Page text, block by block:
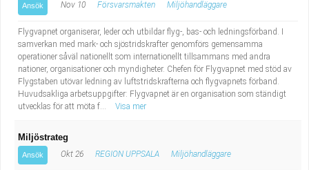
Ansök Nov 10 Försvarsmakten Miljöhandläggare
Flygvapnet organiserar, leder och utbildar flyg-, bas- och ledningsförband. I
samverkan med mark- och sjöstridskrafter genomförs gemensamma
operationer såväl nationellt som internationellt tillsammans med andra
nationer, organisationer och myndigheter. Chefen för Flygvapnet med stöd av
Flygstaben utövar ledning av luftstridskrafterna och flygvapnets förband.
Huvudsakliga arbetsuppgifter: Flygvapnet är en organisation som ständigt
utvecklas för att möta f...
Visa mer
Miljöstrateg
Ansök Okt 26 REGION UPPSALA Miljöhandläggare